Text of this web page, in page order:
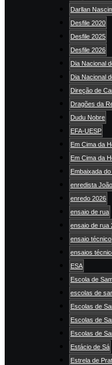
Darllan
Desfile 2020
Desfile 2025
Desfile 2026
Dia Nacional
Dia Nacional
Direção de
Dragões da
Dudu Nobre
EFA-UESP
Em Cima da
Em Cima da
Embaixada
enredista
enredo 2026
ensaio de rua
ensaio de rua
ensaio técnico
ensaios
ESA
Escola de
escolas de
Escolas de
Escolas de
Escolas de
Estácio de Sá
Estrela de